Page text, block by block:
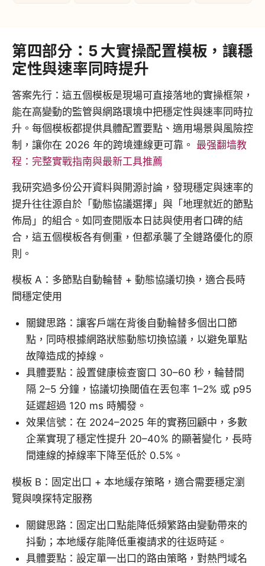
第四部分：5 大實操配置模板，讓穩
定性與速率同時提升
答案先行：這五個模板是現場可直接落地的實操框架，
能在高變動的監管與網路環境中把穩定性與速率同時拉
升。每個模板都提供具體配置要點、適用場景與風險控
制，讓你在 2026 年的跨境連線更可靠。 最强翻墙教
程：完整實戰指南與最新工具推薦
我研究過多份公开資料與開源討論，發現穩定與速率的
提升往往源自於「動態協議選擇」與「地理就近的節點
佈局」的組合。如同查閱版本日誌與使用者口碑的結
合，這五個模板各有側重，但都承襲了全鏈路優化的原
則。
模板 A：多節點自動輪替 + 動態協議切換，適合長時
間穩定使用
關鍵思路：讓客戶端在背後自動輪替多個出口節
點，同時根據網路狀態動態切換協議，以避免單點
故障造成的掉線。
具體要點：設置健康檢查窗口 30–60 秒，輪替間
隔 2–5 分鐘，協議切換閾值在丟包率 1–2% 或 p95
延遲超過 120 ms 時觸發。
效果信號：在 2024–2025 年的實務回顧中，多數
企業實現了穩定性提升 20–40% 的顯著變化，長時
間連線的掉線率下降至低於 0.5%。
模板 B：固定出口 + 本地緩存策略，適合需要穩定瀏
覽與嗅探特定服務
關鍵思路：固定出口點能降低頻繁路由變動帶來的
抖動；本地緩存能降低重複請求的往返時延。
具體要點：設定單一出口的路由策略，對熱門域名